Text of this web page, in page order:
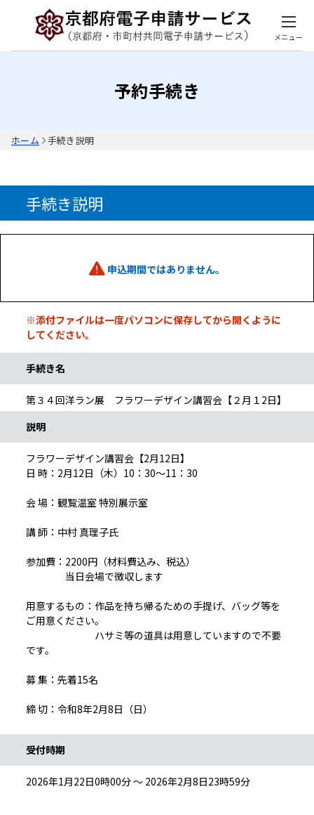
メニュー
予約手続き
ホーム 手続き説明
手続き説明
申込期間ではありません。
※添付ファイルは一度パソコンに保存してから開くように
してください。
手続き名
第３４回洋ラン展 フラワーデザイン講習会【２月１2日】
説明
フラワーデザイン講習会【2月12日】
日 時：2月12日（木）10：30～11：30
会 場：観覧温室 特別展示室
講 師：中村 真理子氏
参加費：2200円（材料費込み、税込）
当日会場で徴収します
用意するもの：作品を持ち帰るための手提げ、バッグ等を
ご用意ください。
ハサミ等の道具は用意していますので不要
です。
募 集：先着15名
締 切：令和8年2月8日（日）
受付時期
2026年1月22日0時00分 ～ 2026年2月8日23時59分